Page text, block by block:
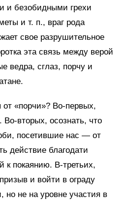
и безобидными грехи
и т. п., враг рода
свое разрушительное
эта связь между верой
ведра, сглаз, порчу и
от «порчи»? Во-первых,
Во-вторых, осознать, что
посетившие нас — от
действие благодати
покаянию. В-третьих,
и войти в ограду
но не на уровне участия в